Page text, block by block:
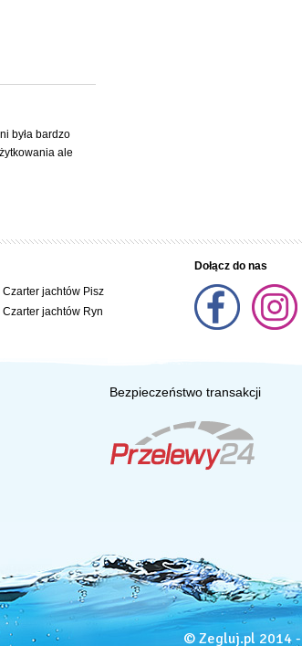
była bardzo
ale
Czarter jachtów Pisz
Czarter jachtów Ryn
Dołącz do nas
Bezpieczeństwo transakcji
© Zegluj.pl 2014